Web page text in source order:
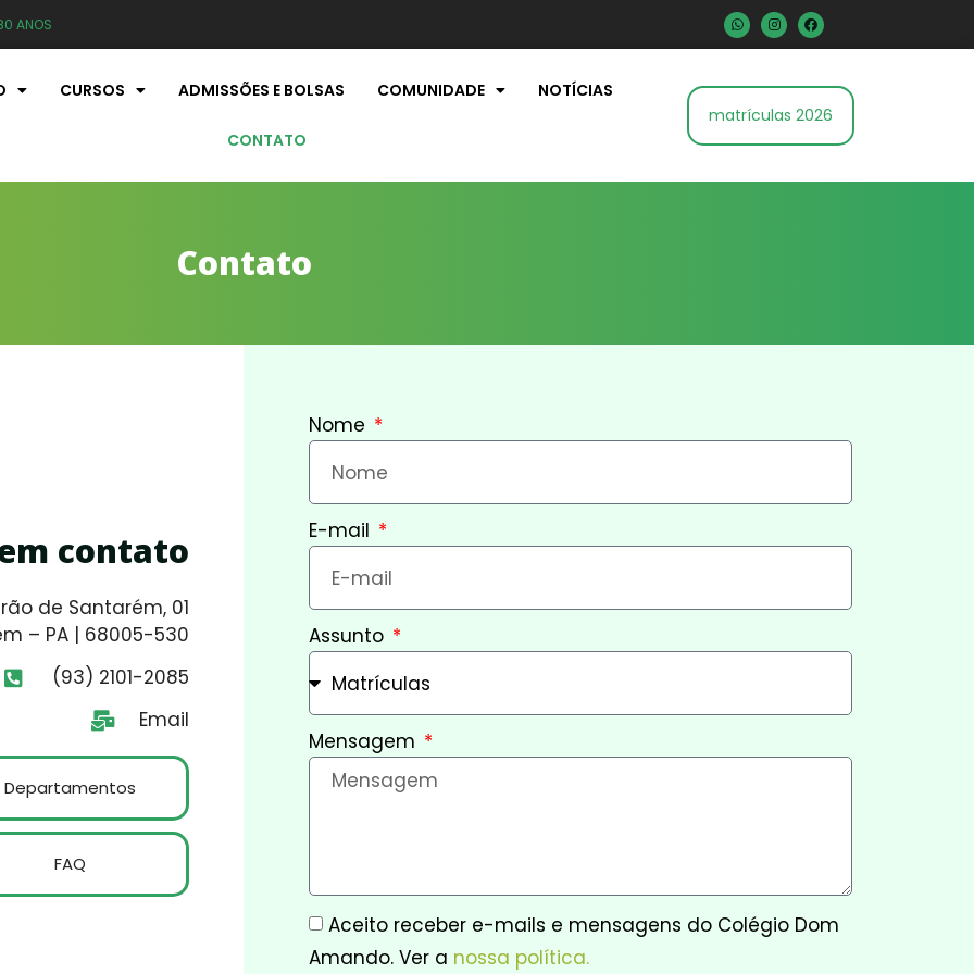
ANOS
CURSOS ADMISSÕES E BOLSAS COMUNIDADE NOTÍCIAS
CONTATO
matrículas 2026
Contato
contato
de Santarém, 01
– PA | 68005-530
(93) 2101-2085
Email
Departamentos
FAQ
Nome
E-mail
Assunto
Mensagem
Aceito receber e-mails e mensagens do Colégio Dom
Amando. Ver a nossa política.